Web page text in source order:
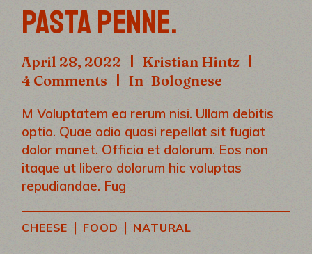
PASTA PENNE.
April 28, 2022
Kristian Hintz
4 Comments
In Bolognese
M Voluptatem ea rerum nisi. Ullam debitis
optio. Quae odio quasi repellat sit fugiat
dolor manet. Officia et dolorum. Eos non
itaque ut libero dolorum hic voluptas
repudiandae. Fug
CHEESE | FOOD | NATURAL